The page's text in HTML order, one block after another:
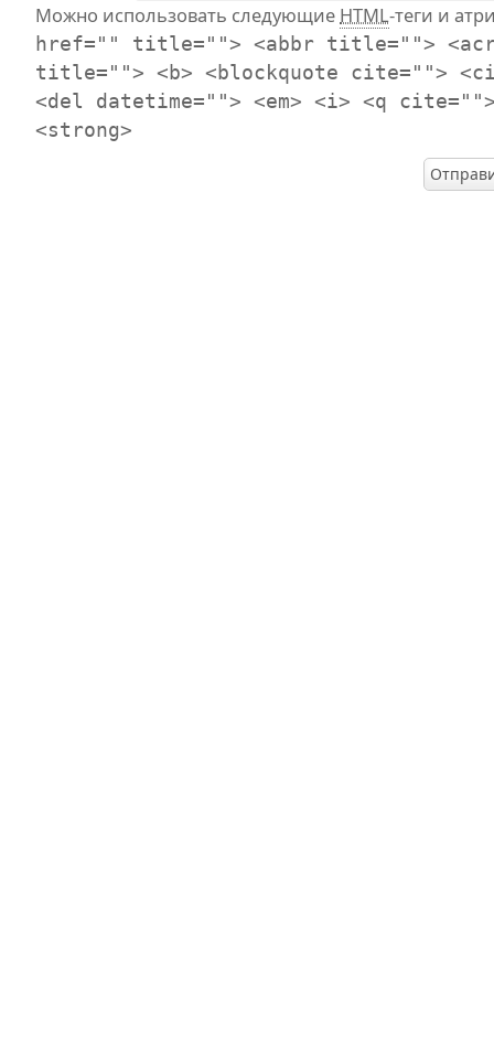
Можно использовать следующие HTML-теги и
href="" title=""> <abbr title="">
title=""> <b> <blockquote cite="">
<del datetime=""> <em> <i> <q
<strong>